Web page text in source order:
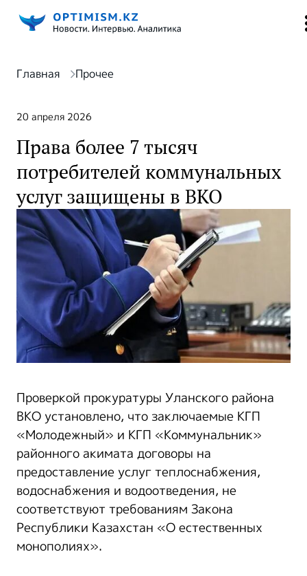
Главная Прочее
20 апреля 2026
Права более 7 тысяч
потребителей коммунальных
услуг защищены в ВКО
Проверкой прокуратуры Уланского района
ВКО установлено, что заключаемые КГП
«Молодежный» и КГП «Коммунальник»
районного акимата договоры на
предоставление услуг теплоснабжения,
водоснабжения и водоотведения, не
соответствуют требованиям Закона
Республики Казахстан «О естественных
монополиях».